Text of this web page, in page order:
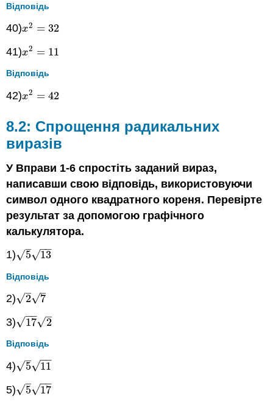
Відповідь
40)x2 = 32
x2 =32
41)x2 = 11
x2 =11
Відповідь
42)x2 = 42
x2 =42
8.2: Спрощення радикальних
виразів
У Вправи 1-6 спростіть заданий вираз,
написавши свою відповідь, використовуючи
символ одного квадратного кореня. Перевірте
результат за допомогою графічного
калькулятора.
1)
5
–
√ 13
−−
√
513
Відповідь
2) 2
–
√ 7
–
√
27
3)
17
−−
√ 2
–
√
172
Відповідь
4) 5
–
√ 11
−−
√
511
5)
5
–
√ 17
−−
√
517